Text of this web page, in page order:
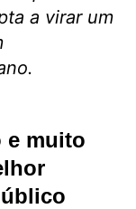
a virar um
e muito